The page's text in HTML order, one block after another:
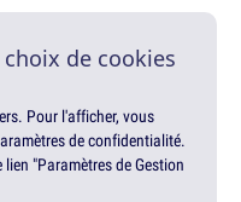
de cookies
Pour l'afficher, vous
de confidentialité.
"Paramètres de Gestion